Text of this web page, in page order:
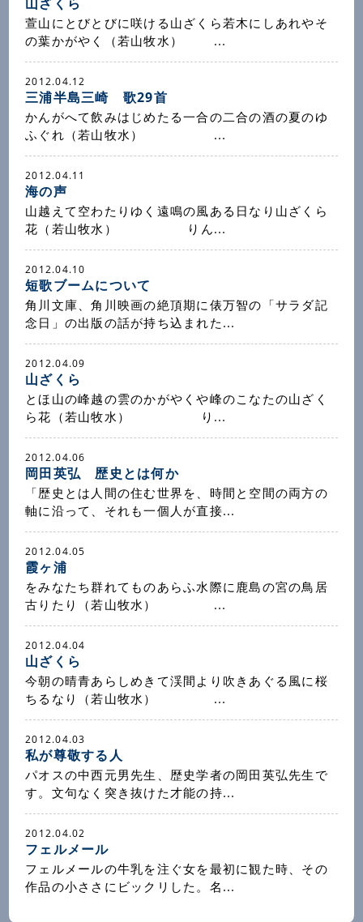
山ざくら
萱山にとびとびに咲ける山ざくら若木にしあれやそ
の葉かがやく（若山牧水） ...
2012.04.12
三浦半島三崎 歌29首
かんがへて飲みはじめたる一合の二合の酒の夏のゆ
ふぐれ（若山牧水） ...
2012.04.11
海の声
山越えて空わたりゆく遠鳴の風ある日なり山ざくら
花（若山牧水） りん...
2012.04.10
短歌ブームについて
角川文庫、角川映画の絶頂期に俵万智の「サラダ記
念日」の出版の話が持ち込まれた...
2012.04.09
山ざくら
とほ山の峰越の雲のかがやくや峰のこなたの山ざく
ら花（若山牧水） り...
2012.04.06
岡田英弘 歴史とは何か
「歴史とは人間の住む世界を、時間と空間の両方の
軸に沿って、それも一個人が直接...
2012.04.05
霞ヶ浦
をみなたち群れてものあらふ水際に鹿島の宮の鳥居
古りたり（若山牧水） ...
2012.04.04
山ざくら
今朝の晴青あらしめきて渓間より吹きあぐる風に桜
ちるなり（若山牧水） ...
2012.04.03
私が尊敬する人
パオスの中西元男先生、歴史学者の岡田英弘先生で
す。文句なく突き抜けた才能の持...
2012.04.02
フェルメール
フェルメールの牛乳を注ぐ女を最初に観た時、その
作品の小ささにビックリした。名...